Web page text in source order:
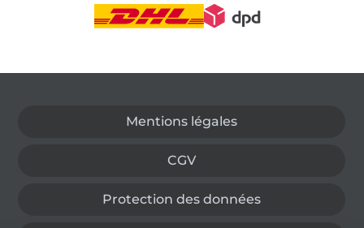
Mentions légales
CGV
Protection des données